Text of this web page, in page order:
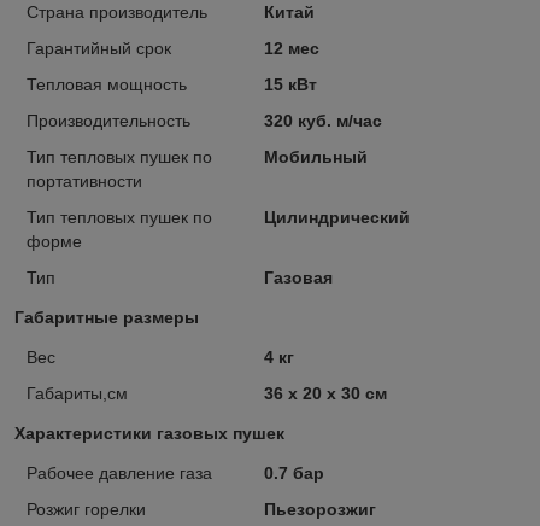
Страна производитель
Китай
Гарантийный срок
12 мес
Тепловая мощность
15 кВт
Производительность
320 куб. м/час
Тип тепловых пушек по
портативности
Мобильный
Тип тепловых пушек по
форме
Цилиндрический
Тип Газовая
Габаритные размеры
Вес
4 кг
Габариты,см
36 x 20 x 30 см
Характеристики газовых пушек
Рабочее давление газа
0.7 бар
Розжиг горелки
Пьезорозжиг